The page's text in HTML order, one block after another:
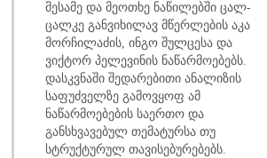
მესამე და მეოთხე ნაწილებში ცალ-
ცალკე განვიხილავ მწერლების აკა
მორჩილაძის, ინგო შულცესა და
ვიქტორ პელევინის ნაწარმოებებს.
დასკვნაში შედარებითი ანალიზის
საფუძველზე გამოვყოფ ამ
ნაწარმოებების საერთო და
განსხვავებულ თემატურსა თუ
სტრუქტურულ თავისებურებებს.